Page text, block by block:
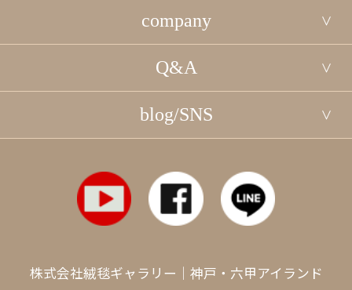
company
Q&A
blog/SNS
株式会社絨毯ギャラリー｜神戸・六甲アイランド